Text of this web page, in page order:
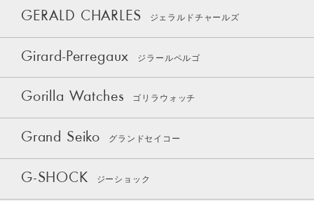
GERALD CHARLES ジェラルドチャールズ
Girard-Perregaux ジラールペルゴ
Gorilla Watches ゴリラウォッチ
Grand Seiko グランドセイコー
G-SHOCK ジーショック